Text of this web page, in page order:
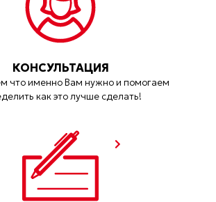
КОНСУЛЬТАЦИЯ
что именно Вам нужно и помогаем
как это лучше сделать!